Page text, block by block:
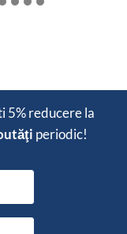
5% reducerela
periodic!